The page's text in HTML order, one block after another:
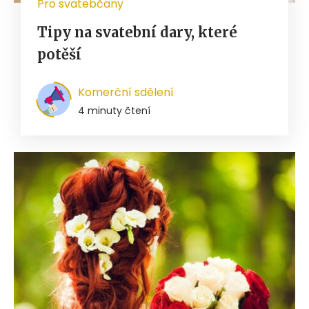
Pro svatebčany
Tipy na svatební dary, které
potěší
Komerční sdělení
4 minuty čtení